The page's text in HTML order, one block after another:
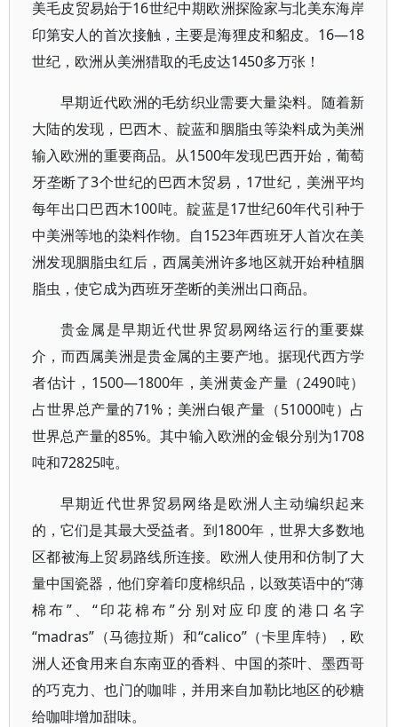
美毛皮贸易始于16世纪中期欧洲探险家与北美东海岸
印第安人的首次接触，主要是海狸皮和貂皮。16—18
世纪，欧洲从美洲猎取的毛皮达1450多万张！
早期近代欧洲的毛纺织业需要大量染料。随着新
大陆的发现，巴西木、靛蓝和胭脂虫等染料成为美洲
输入欧洲的重要商品。从1500年发现巴西开始，葡萄
牙垄断了3个世纪的巴西木贸易，17世纪，美洲平均
每年出口巴西木100吨。靛蓝是17世纪60年代引种于
中美洲等地的染料作物。自1523年西班牙人首次在美
洲发现胭脂虫红后，西属美洲许多地区就开始种植胭
脂虫，使它成为西班牙垄断的美洲出口商品。
贵金属是早期近代世界贸易网络运行的重要媒
介，而西属美洲是贵金属的主要产地。据现代西方学
者估计，1500—1800年，美洲黄金产量（2490吨）
占世界总产量的71%；美洲白银产量（51000吨）占
世界总产量的85%。其中输入欧洲的金银分别为1708
吨和72825吨。
早期近代世界贸易网络是欧洲人主动编织起来
的，它们是其最大受益者。到1800年，世界大多数地
区都被海上贸易路线所连接。欧洲人使用和仿制了大
量中国瓷器，他们穿着印度棉织品，以致英语中的“薄
棉布”、“印花棉布”分别对应印度的港口名字
“madras”（马德拉斯）和“calico”（卡里库特），欧
洲人还食用来自东南亚的香料、中国的茶叶、墨西哥
的巧克力、也门的咖啡，并用来自加勒比地区的砂糖
给咖啡增加甜味。